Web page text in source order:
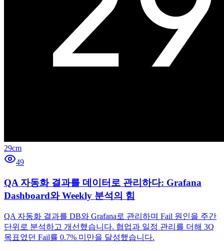
29cm
49
QA 자동화 결과를 데이터로 관리하다: Grafana
Dashboard와 Weekly 분석의 힘
QA 자동화 결과를 DB와 Grafana로 관리하며 Fail 원인을 주간
단위로 분석하고 개선했습니다. 협업과 일정 관리를 더해 3Q
목표였던 Fail률 0.7% 미만을 달성했습니다.